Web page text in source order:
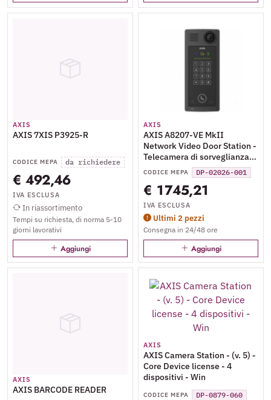
AXIS
AXIS 7XIS P3925-R
CODICE MEPA da richiedere
€ 492,46
IVA ESCLUSA
In riassortimento
Tempi su richiesta, di norma 5-10
giorni lavorativi
Aggiungi
AXIS
AXIS A8207-VE MkII
Network Video Door Station -
Telecamera di sorveglianza
connessa in rete - colore
(Giorno e notte) - 6 MP - 3072
x 2048 - iride fissa - focale
fisso - audio - LAN 10/100 -
MPEG-4, MJPEG, H.264, AVC
- CC 8 - 28 V / PoE+
CODICE MEPA DP-02026-001
€ 1745,21
IVA ESCLUSA
Ultimi 2 pezzi
Consegna in 24/48 ore
Aggiungi
AXIS
AXIS BARCODE READER
AXIS
AXIS Camera Station - (v. 5) -
Core Device license - 4
dispositivi - Win
CODICE MEPA DP-0879-060